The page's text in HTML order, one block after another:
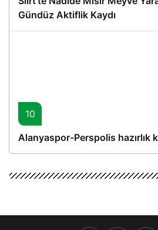
Gündüz Aktiflik Kaydı
10
Alanyaspor-Perspolis hazırlık